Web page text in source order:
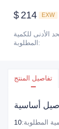
$ 214 EXW
الأدنى للكمية
المطلوبة:
تفاصيل المنتج
أساسية
المطلوبة: